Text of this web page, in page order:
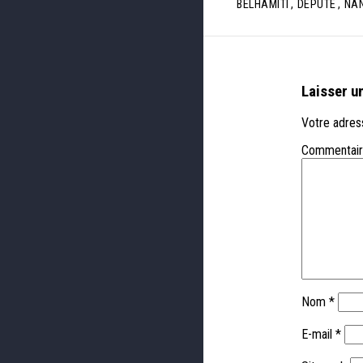
BELHAMITI , DÉPUTÉ,
Laisser
Votre
Nom *
E-mail *